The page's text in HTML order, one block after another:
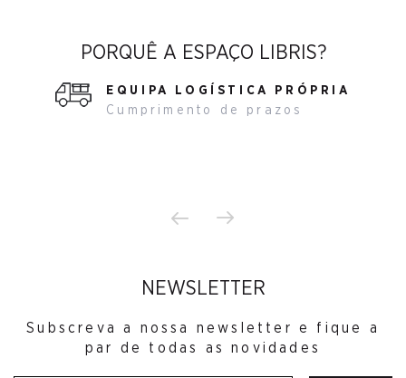
PORQUÊ A ESPAÇO LIBRIS?
EQUIPA LOGÍSTICA PRÓPRIA
Cumprimento de prazos
NEWSLETTER
Subscreva a nossa newsletter e fique a
par de todas as novidades